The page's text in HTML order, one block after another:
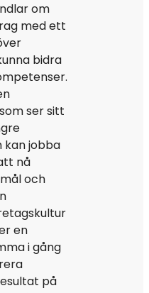
om
med ett
bidra
ser sitt
kan jobba
nå
och
en
i gång
på